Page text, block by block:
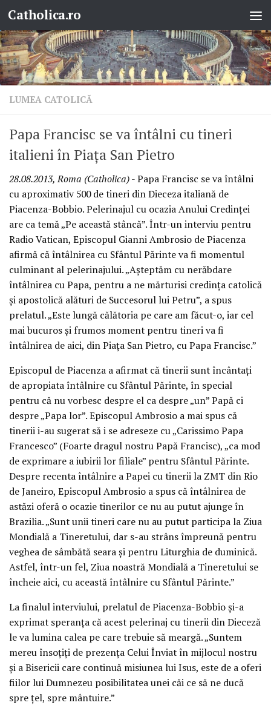
Skip to content
Catholica.ro
LUMEA CATOLICĂ
Papa Francisc se va întâlni cu tineri
italieni în Piaţa San Pietro
28.08.2013, Roma (Catholica)- Papa Francisc se va întâlni
cu aproximativ 500 de tineri din Dieceza italiană de
Piacenza-Bobbio. Pelerinajul cu ocazia Anului Credinţei
are ca temă „Pe această stâncă”. Într-un interviu pentru
Radio Vatican, Episcopul Gianni Ambrosio de Piacenza
afirmă că întâlnirea cu Sfântul Părinte va fi momentul
culminant al pelerinajului. „Aşteptăm cu nerăbdare
întâlnirea cu Papa, pentru a ne mărturisi credinţa catolică
şi apostolică alături de Succesorul lui Petru”, a spus
prelatul. „Este lungă călătoria pe care am făcut-o, iar cel
mai bucuros şi frumos moment pentru tineri va fi
întâlnirea de aici, din Piaţa San Pietro, cu Papa Francisc.”
Episcopul de Piacenza a afirmat că tinerii sunt încântaţi
de apropiata întâlnire cu Sfântul Părinte, în special
pentru că nu vorbesc despre el ca despre „un” Papă ci
despre „Papa lor”. Episcopul Ambrosio a mai spus că
tinerii i-au sugerat să i se adreseze cu „Carissimo Papa
Francesco” (Foarte dragul nostru Papă Francisc), „ca mod
de exprimare a iubirii lor filiale” pentru Sfântul Părinte.
Despre recenta întâlnire a Papei cu tinerii la ZMT din Rio
de Janeiro, Episcopul Ambrosio a spus că întâlnirea de
astăzi oferă o ocazie tinerilor ce nu au putut ajunge în
Brazilia. „Sunt unii tineri care nu au putut participa la Ziua
Mondială a Tineretului, dar s-au strâns împreună pentru
veghea de sâmbătă seara şi pentru Liturghia de duminică.
Astfel, într-un fel, Ziua noastră Mondială a Tineretului se
încheie aici, cu această întâlnire cu Sfântul Părinte.”
La finalul interviului, prelatul de Piacenza-Bobbio şi-a
exprimat speranţa că acest pelerinaj cu tinerii din Dieceză
le va lumina calea pe care trebuie să meargă. „Suntem
mereu însoţiţi de prezenţa Celui Înviat în mijlocul nostru
şi a Bisericii care continuă misiunea lui Isus, este de a oferi
fiilor lui Dumnezeu posibilitatea unei căi ce să ne ducă
spre ţel, spre mântuire.”